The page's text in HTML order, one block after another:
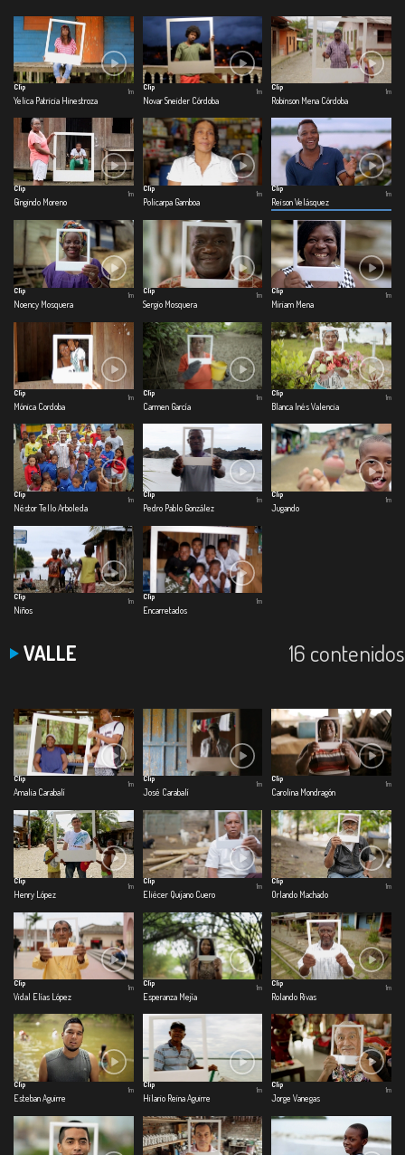
Clip
Yelica Patricia Hinestroza
1m
Clip
Novar Sneider Córdoba
1m
Clip
Robinson Mena Córdoba
1m
Clip
Gingindo Moreno
1m
Clip
Policarpa Gamboa
1m
Clip
Reison Velásquez
1m
Clip
Noency Mosquera
1m
Clip
Sergio Mosquera
1m
Clip
Miriam Mena
1m
Clip
Mónica Cordoba
1m
Clip
Carmen García
1m
Clip
Blanca Inés Valencia
1m
Clip
Néstor Tello Arboleda
1m
Clip
Pedro Pablo González
1m
Clip
Jugando
1m
Clip
Niños
1m
Clip
Encarretados
1m
VALLE 16 contenidos
Clip
Amalia Carabalí
1m
Clip
José Carabalí
1m
Clip
Carolina Mondragón
1m
Clip
Henry López
1m
Clip
Eliécer Quijano Cuero
1m
Clip
Orlando Machado
1m
Clip
Vidal Elías López
1m
Clip
Esperanza Mejía
1m
Clip
Rolando Rivas
1m
Clip
Esteban Aguirre
1m
Clip
Hilario Reina Aguirre
1m
Clip
Jorge Vanegas
1m